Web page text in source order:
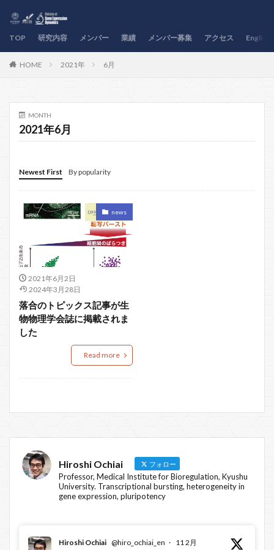
TOP 研究内容 メンバー 業績 メンバー募集 アクセス English
HOME 2021年 6月
MONTH
2021年6月
Newest First By popularity
news
2021年6月2日
2024年3月28日
落合のトピックス記事が生
物物理学会誌に掲載されま
した
Read more
Hiroshi Ochiai フォロー
Professor, Medical Institute for Bioregulation, Kyushu
University. Transcriptional bursting, heterogeneity in
gene expression, pluripotency
Hiroshi Ochiai @hiro_ochiai_en · 11 2月